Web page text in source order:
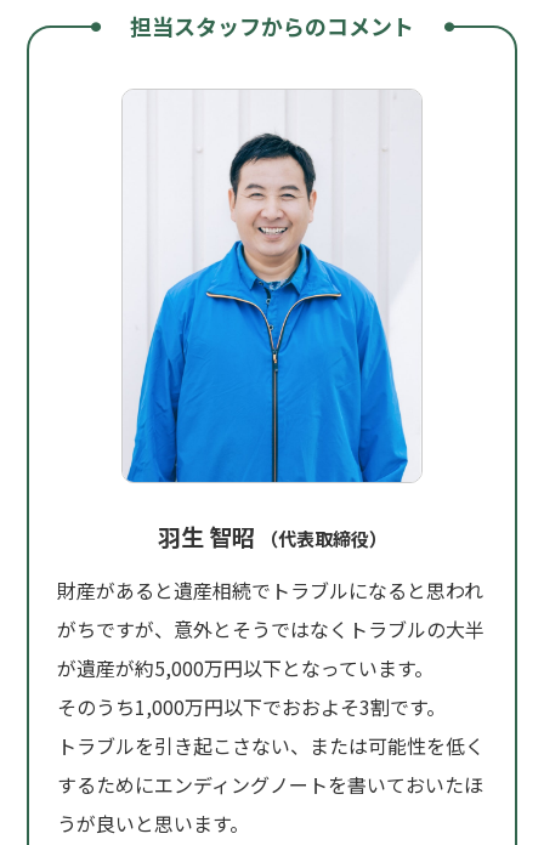
担当スタッフからのコメント
羽生 智昭 （代表取締役）
財産があると遺産相続でトラブルになると思われ
がちですが、意外とそうではなくトラブルの大半
が遺産が約5,000万円以下となっています。
そのうち1,000万円以下でおおよそ3割です。
トラブルを引き起こさない、または可能性を低く
するためにエンディングノートを書いておいたほ
うが良いと思います。